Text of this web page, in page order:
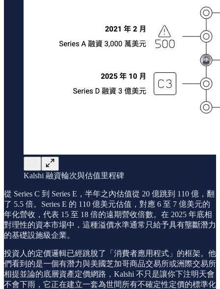
Kalshi 融資輪次與估值里程碑
從 Series C 到 Series E，半年之內估值從 20 億跳到 110 億，翻
了 5.5 倍。Series E 的 110 億美元估值，對應 6 至 7 億美元的
年化營收，代表 15 至 18 倍的遠期營收倍數。在 2025 年底相
對理性的資本市場中，這種溢價水準通常只給予具有壟斷潛力
的基礎設施級企業。
投資人的定價邏輯已經跳脫了「消費者應用程式」的框架。他
們看到的是一個有潛力與美國芝加哥商品交易所或洲際交易所
相提並論的底層資產定價網路，Kalshi 不只是讓你下注明天會
不會下雨，它正在建立一套為世間所有不確定性定價的標準化